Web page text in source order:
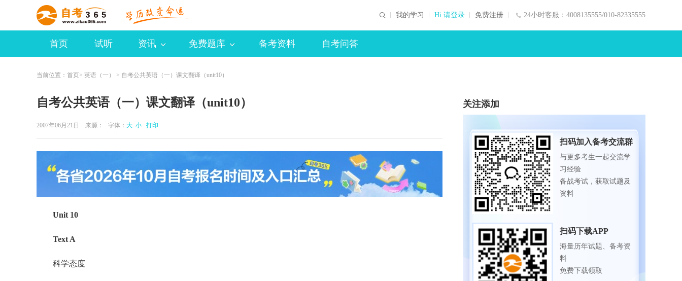
24小时客服：4008135555/010-82335555
我的学习 Hi 请登录 免费注册
首页 试听 资讯 免费题库 备考资料 自考问答
当前位置： 首页> 英语（一） > 自考公共英语（一）课文翻译（unit10）
自考公共英语（一）课文翻译（unit10）
2007年06月21日 来源： 字体： 大 小 打印
Unit 10
Text A
科学态度
关注添加
扫码加入备考交流群
与更多考生一起交流学
习经验
备战考试，获取试题及
资料
扫码下载APP
海量历年试题、备考资
料
免费下载领取